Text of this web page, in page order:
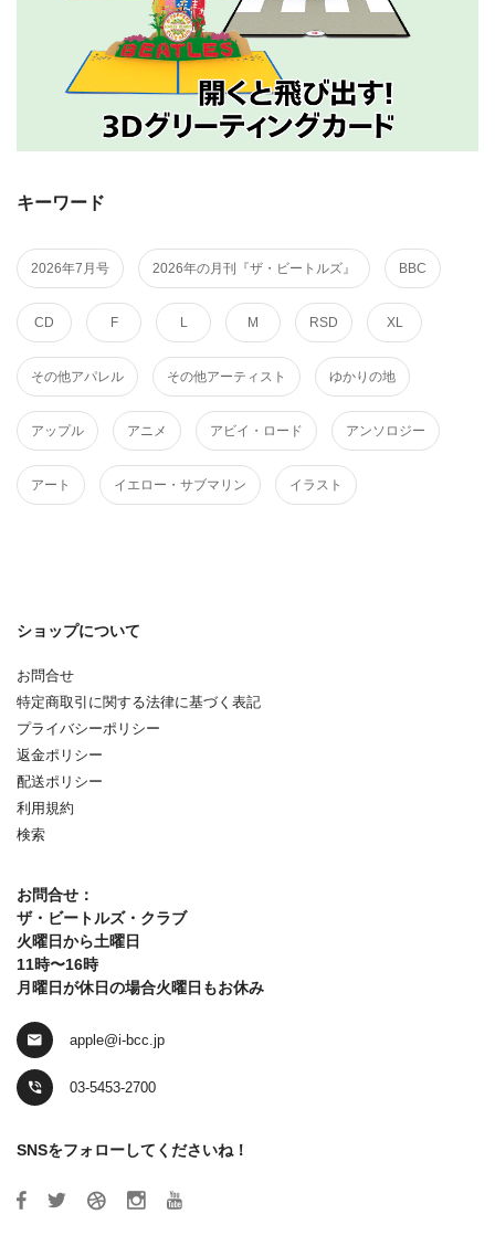
キーワード
2026年7月号 2026年の月刊『ザ・ビートルズ』 BBC
CD F L M RSD XL
その他アパレル その他アーティスト ゆかりの地
アップル アニメ アビイ・ロード アンソロジー
アート イエロー・サブマリン イラスト
ショップについて
お問合せ
特定商取引に関する法律に基づく表記
プライバシーポリシー
返金ポリシー
配送ポリシー
利用規約
検索
お問合せ：
ザ・ビートルズ・クラブ
火曜日から土曜日
11時〜16時
月曜日が休日の場合火曜日もお休み
apple@i-bcc.jp
03-5453-2700
SNSをフォローしてくださいね！